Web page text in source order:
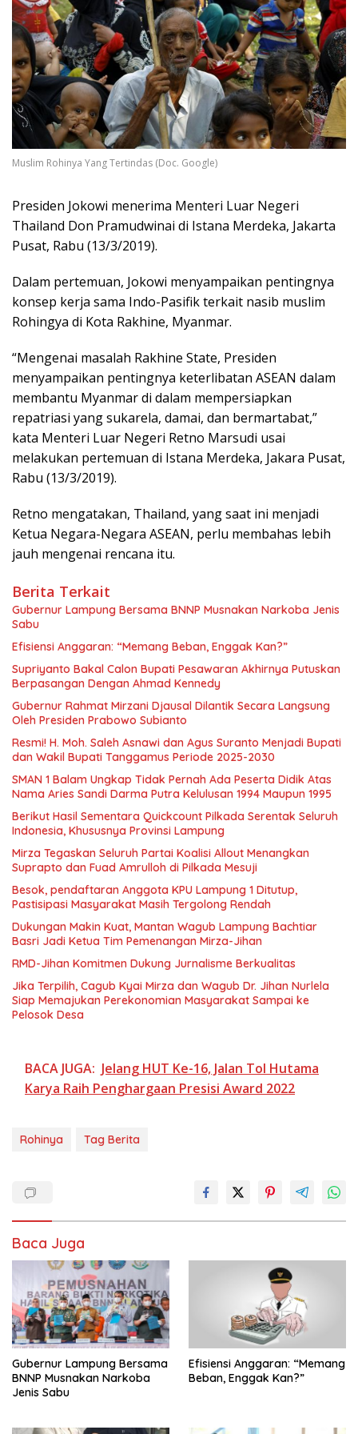
Muslim Rohinya Yang Tertindas (Doc. Google)
Presiden Jokowi menerima Menteri Luar Negeri
Thailand Don Pramudwinai di Istana Merdeka, Jakarta
Pusat, Rabu (13/3/2019).
Dalam pertemuan, Jokowi menyampaikan pentingnya
konsep kerja sama Indo-Pasifik terkait nasib muslim
Rohingya di Kota Rakhine, Myanmar.
“Mengenai masalah Rakhine State, Presiden
menyampaikan pentingnya keterlibatan ASEAN dalam
membantu Myanmar di dalam mempersiapkan
repatriasi yang sukarela, damai, dan bermartabat,”
kata Menteri Luar Negeri Retno Marsudi usai
melakukan pertemuan di Istana Merdeka, Jakara Pusat,
Rabu (13/3/2019).
Retno mengatakan, Thailand, yang saat ini menjadi
Ketua Negara-Negara ASEAN, perlu membahas lebih
jauh mengenai rencana itu.
Berita Terkait
Gubernur Lampung Bersama BNNP Musnakan Narkoba Jenis
Sabu
Efisiensi Anggaran: “Memang Beban, Enggak Kan?”
Supriyanto Bakal Calon Bupati Pesawaran Akhirnya Putuskan
Berpasangan Dengan Ahmad Kennedy
Gubernur Rahmat Mirzani Djausal Dilantik Secara Langsung
Oleh Presiden Prabowo Subianto
Resmi! H. Moh. Saleh Asnawi dan Agus Suranto Menjadi Bupati
dan Wakil Bupati Tanggamus Periode 2025-2030
SMAN 1 Balam Ungkap Tidak Pernah Ada Peserta Didik Atas
Nama Aries Sandi Darma Putra Kelulusan 1994 Maupun 1995
Berikut Hasil Sementara Quickcount Pilkada Serentak Seluruh
Indonesia, Khususnya Provinsi Lampung
Mirza Tegaskan Seluruh Partai Koalisi Allout Menangkan
Suprapto dan Fuad Amrulloh di Pilkada Mesuji
Besok, pendaftaran Anggota KPU Lampung 1 Ditutup,
Pastisipasi Masyarakat Masih Tergolong Rendah
Dukungan Makin Kuat, Mantan Wagub Lampung Bachtiar
Basri Jadi Ketua Tim Pemenangan Mirza-Jihan
RMD-Jihan Komitmen Dukung Jurnalisme Berkualitas
Jika Terpilih, Cagub Kyai Mirza dan Wagub Dr. Jihan Nurlela
Siap Memajukan Perekonomian Masyarakat Sampai ke
Pelosok Desa
BACA JUGA: Jelang HUT Ke-16, Jalan Tol Hutama
Karya Raih Penghargaan Presisi Award 2022
Rohinya Tag Berita
Baca Juga
Gubernur Lampung Bersama
BNNP Musnakan Narkoba
Jenis Sabu
Efisiensi Anggaran: “Memang
Beban, Enggak Kan?”